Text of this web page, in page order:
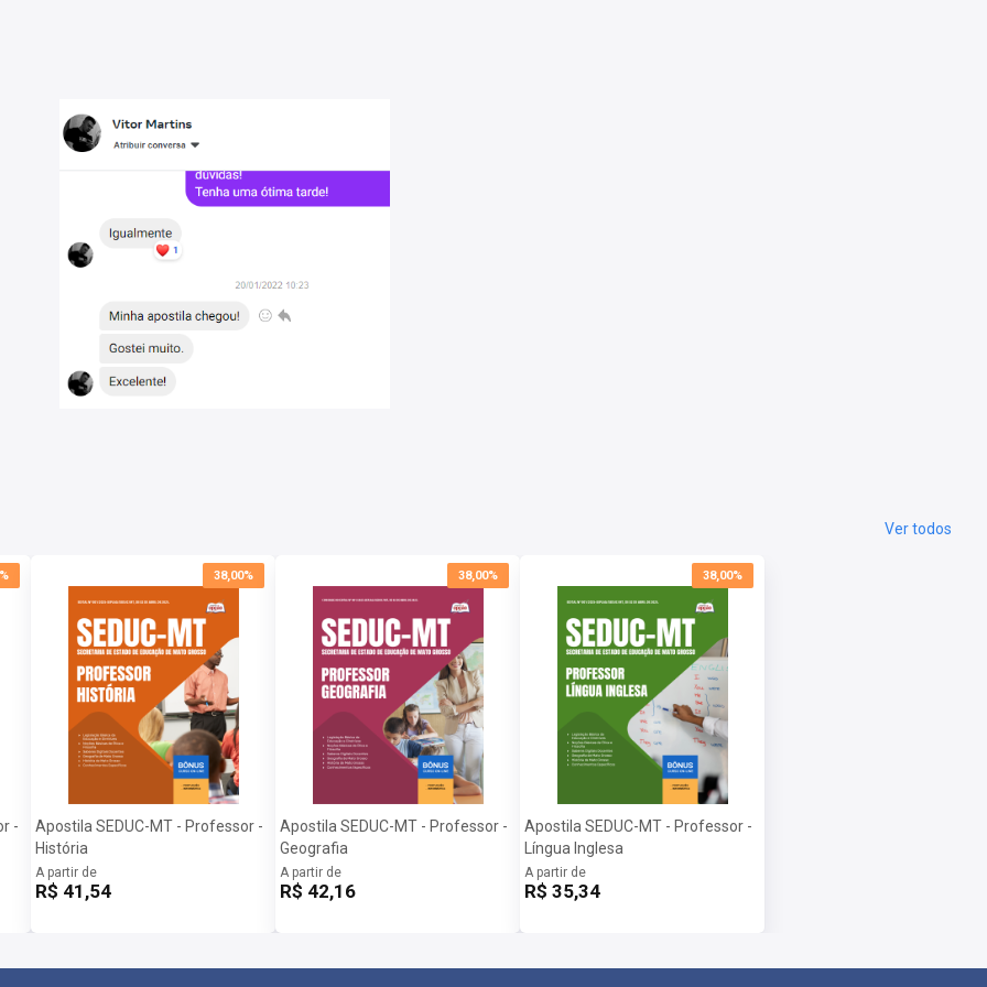
para uma preparação eficiente;
abaixo), para complementar sua preparação.
e aproveitar ao máximo este material. São
matemático, matemática e direito constitucional.
do Brasil e seremos sua parceira ideal na jornada
de recursos didáticos, comprometidos com a
sua preparação.
uma metodologia inovadora e eficiente,
para alcançar seu objetivo de aprovação.
do Mato Grosso 2025:
Ver todos
-
38,00%
Apostila SEDUC-MT - Professor -
História
A partir de
R$ 41,54
38,00%
Apostila SEDUC-MT - Professor -
Geografia
A partir de
R$ 42,16
38,00%
Apostila SEDUC-MT - Professor -
Língua Inglesa
A partir de
R$ 35,34